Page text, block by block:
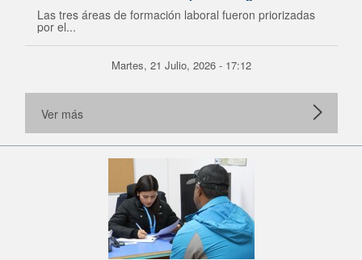
Lagos
Las tres áreas de formación laboral fueron priorizadas
por el...
Martes, 21 Julio, 2026 - 17:12
Ver más